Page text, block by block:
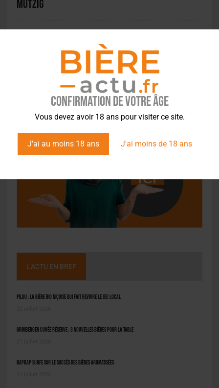
Confirmation de votre âge
Vous devez avoir 18 ans pour visiter ce site.
J'ai au moins 18 ans J'ai moins de 18 ans
Mutzig
L'ACTU EN BREF
Pilou : la bière bio niçoise qui fait revivre le jeu local
Grimbergen Cuvée Réserve : 3 nouvelles bières pour la table
BAPBAP surfe sur le succès des bières aromatisées